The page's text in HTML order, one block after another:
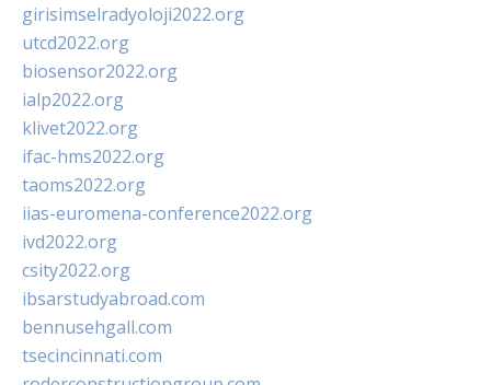
girisimselradyoloji2022.org
utcd2022.org
biosensor2022.org
ialp2022.org
klivet2022.org
ifac-hms2022.org
taoms2022.org
iias-euromena-conference2022.org
ivd2022.org
csity2022.org
ibsarstudyabroad.com
bennusehgall.com
tsecincinnati.com